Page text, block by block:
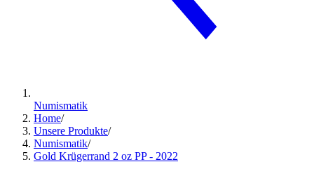
Numismatik
Home/
Unsere Produkte/
Numismatik/
Gold Krügerrand 2 oz PP - 2022